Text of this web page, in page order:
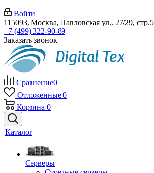
Войти
115093, Москва, Павловская ул., 27/29, стр.5
+7 (499) 322-90-89
Заказать звонок
Сравнение0
Отложенные 0
Корзина 0
Каталог
Серверы